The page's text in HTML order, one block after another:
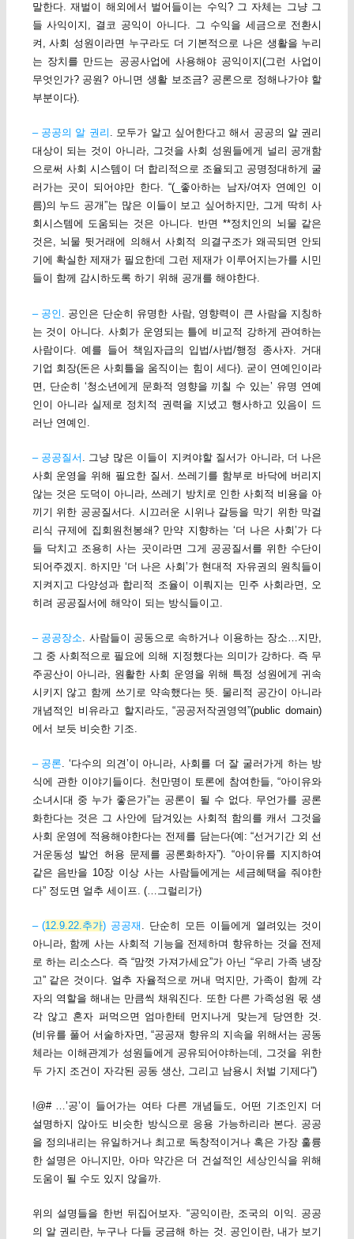
말한다. 재벌이 해외에서 벌어들이는 수익? 그 자체는 그냥 그
들 사익이지, 결코 공익이 아니다. 그 수익을 세금으로 전환시
켜, 사회 성원이라면 누구라도 더 기본적으로 나은 생활을 누리
는 장치를 만드는 공공사업에 사용해야 공익이지(그런 사업이
무엇인가? 공원? 아니면 생활 보조금? 공론으로 정해나가야 할
부분이다).
– 공공의 알 권리 . 모두가 알고 싶어한다고 해서 공공의 알 권리
대상이 되는 것이 아니라, 그것을 사회 성원들에게 널리 공개함
으로써 사회 시스템이 더 합리적으로 조율되고 공명정대하게 굴
러가는 곳이 되어야만 한다. “(_좋아하는 남자/여자 연예인 이
름)의 누드 공개”는 많은 이들이 보고 싶어하지만, 그게 딱히 사
회시스템에 도움되는 것은 아니다. 반면 **정치인의 뇌물 같은
것은, 뇌물 뒷거래에 의해서 사회적 의결구조가 왜곡되면 안되
기에 확실한 제재가 필요한데 그런 제재가 이루어지는가를 시민
들이 함께 감시하도록 하기 위해 공개를 해야한다.
– 공인
. 공인은 단순히 유명한 사람, 영향력이 큰 사람을 지칭하
는 것이 아니다. 사회가 운영되는 틀에 비교적 강하게 관여하는
사람이다. 예를 들어 책임자급의 입법/사법/행정 종사자. 거대
기업 회장(돈은 사회틀을 움직이는 힘이 세다). 굳이 연예인이라
면, 단순히 ‘청소년에게 문화적 영향을 끼칠 수 있는’ 유명 연예
인이 아니라 실제로 정치적 권력을 지녔고 행사하고 있음이 드
러난 연예인.
– 공공질서
. 그냥 많은 이들이 지켜야할 질서가 아니라, 더 나은
사회 운영을 위해 필요한 질서. 쓰레기를 함부로 바닥에 버리지
않는 것은 도덕이 아니라, 쓰레기 방치로 인한 사회적 비용을 아
끼기 위한 공공질서다. 시끄러운 시위나 갈등을 막기 위한 막걸
리식 규제에 집회원천봉쇄? 만약 지향하는 ‘더 나은 사회’가 다
들 닥치고 조용히 사는 곳이라면 그게 공공질서를 위한 수단이
되어주겠지. 하지만 ‘더 나은 사회’가 현대적 자유권의 원칙들이
지켜지고 다양성과 합리적 조율이 이뤄지는 민주 사회라면, 오
히려 공공질서에 해악이 되는 방식들이고.
– 공공장소 . 사람들이 공동으로 속하거나 이용하는 장소…지만,
그 중 사회적으로 필요에 의해 지정했다는 의미가 강하다. 즉 무
주공산이 아니라, 원활한 사회 운영을 위해 특정 성원에게 귀속
시키지 않고 함께 쓰기로 약속했다는 뜻. 물리적 공간이 아니라
개념적인 비유라고 할지라도, “공공저작권영역”(public domain)
에서 보듯 비슷한 기조.
– 공론 . ‘다수의 의견’이 아니라, 사회를 더 잘 굴러가게 하는 방
식에 관한 이야기들이다. 천만명이 토론에 참여한들, “아이유와
소녀시대 중 누가 좋은가”는 공론이 될 수 없다. 무언가를 공론
화한다는 것은 그 사안에 담겨있는 사회적 함의를 캐서 그것을
사회 운영에 적용해야한다는 전제를 담는다(예: “선거기간 외 선
거운동성 발언 허용 문제를 공론화하자”). “아이유를 지지하여
같은 음반을 10장 이상 사는 사람들에게는 세금혜택을 줘야한
다” 정도면 얼추 세이프. (…그럴리가)
– (12.9.22.추가) 공공재 . 단순히 모든 이들에게 열려있는 것이
아니라, 함께 사는 사회적 기능을 전제하며 향유하는 것을 전제
로 하는 리소스다. 즉 “맘껏 가져가세요”가 아닌 “우리 가족 냉장
고” 같은 것이다. 얼추 자율적으로 꺼내 먹지만, 가족이 함께 각
자의 역할을 해내는 만큼씩 채워진다. 또한 다른 가족성원 몫 생
각 않고 혼자 퍼먹으면 엄마한테 먼지나게 맞는게 당연한 것.
(비유를 풀어 서술하자면, “공공재 향유의 지속을 위해서는 공동
체라는 이해관계가 성원들에게 공유되어야하는데, 그것을 위한
두 가지 조건이 자각된 공동 생산, 그리고 남용시 처벌 기제다”)
!@# …’공’이 들어가는 여타 다른 개념들도, 어떤 기조인지 더
설명하지 않아도 비슷한 방식으로 응용 가능하리라 본다. 공공
을 정의내리는 유일하거나 최고로 독창적이거나 혹은 가장 훌륭
한 설명은 아니지만, 아마 약간은 더 건설적인 세상인식을 위해
도움이 될 수도 있지 않을까.
위의 설명들을 한번 뒤집어보자. “공익이란, 조국의 이익. 공공
의 알 권리란, 누구나 다들 궁금해 하는 것. 공인이란, 내가 보기